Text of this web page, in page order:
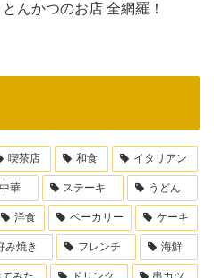
んかつのお店 全網羅！
喫茶店 和食 イタリアン
中華 ステーキ うどん
洋食 ベーカリー ケーキ
み焼き フレンチ 海鮮